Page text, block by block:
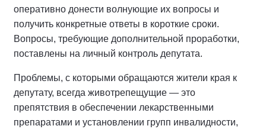
оперативно донести волнующие их вопросы и
получить конкретные ответы в короткие сроки.
Вопросы, требующие дополнительной проработки,
поставлены на личный контроль депутата.
Проблемы, с которыми обращаются жители края к
депутату, всегда животрепещущие — это
препятствия в обеспечении лекарственными
препаратами и установлении групп инвалидности,